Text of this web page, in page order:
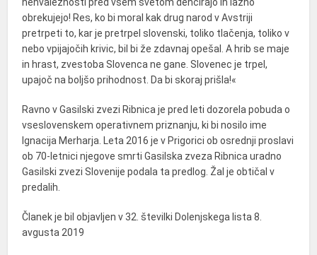
obrekujejo! Res, ko bi moral kak drug narod v Avstriji
pretrpeti to, kar je pretrpel slovenski, toliko tlačenja, toliko v
nebo vpijajočih krivic, bil bi že zdavnaj opešal. A hrib se maje
in hrast, zvestoba Slovenca ne gane. Slovenec je trpel,
upajoč na boljšo prihodnost. Da bi skoraj prišla!«
Ravno v Gasilski zvezi Ribnica je pred leti dozorela pobuda o
vseslovenskem operativnem priznanju, ki bi nosilo ime
Ignacija Merharja. Leta 2016 je v Prigorici ob osrednji proslavi
ob 70-letnici njegove smrti Gasilska zveza Ribnica uradno
Gasilski zvezi Slovenije podala ta predlog. Žal je obtičal v
predalih.
Članek je bil objavljen v 32. številki Dolenjskega lista 8.
avgusta 2019